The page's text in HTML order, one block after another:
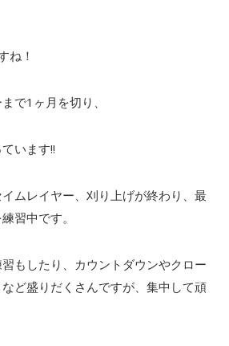
ね！
で1ヶ月を切り、
います!!
ムレイヤー、刈り上げが終わり、最
習中です。
もしたり、カウントダウンやクロー
ど盛りだくさんですが、集中して頑